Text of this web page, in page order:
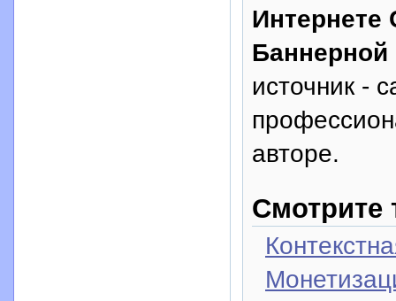
источник -
авторе.
Смотрите